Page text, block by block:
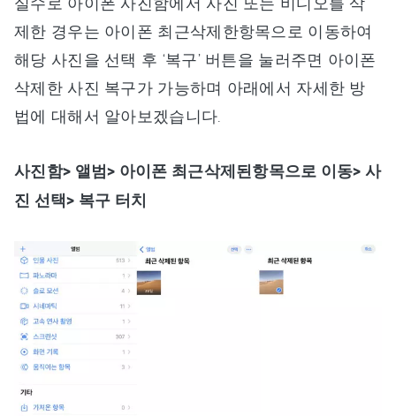
제한 경우는 아이폰 최근삭제한항목으로 이동하여
해당 사진을 선택 후 ‘복구’ 버튼을 눌러주면 아이폰
삭제한 사진 복구가 가능하며 아래에서 자세한 방
법에 대해서 알아보겠습니다.
사진함> 앨범> 아이폰 최근삭제된항목으로 이동> 사
진 선택> 복구 터치